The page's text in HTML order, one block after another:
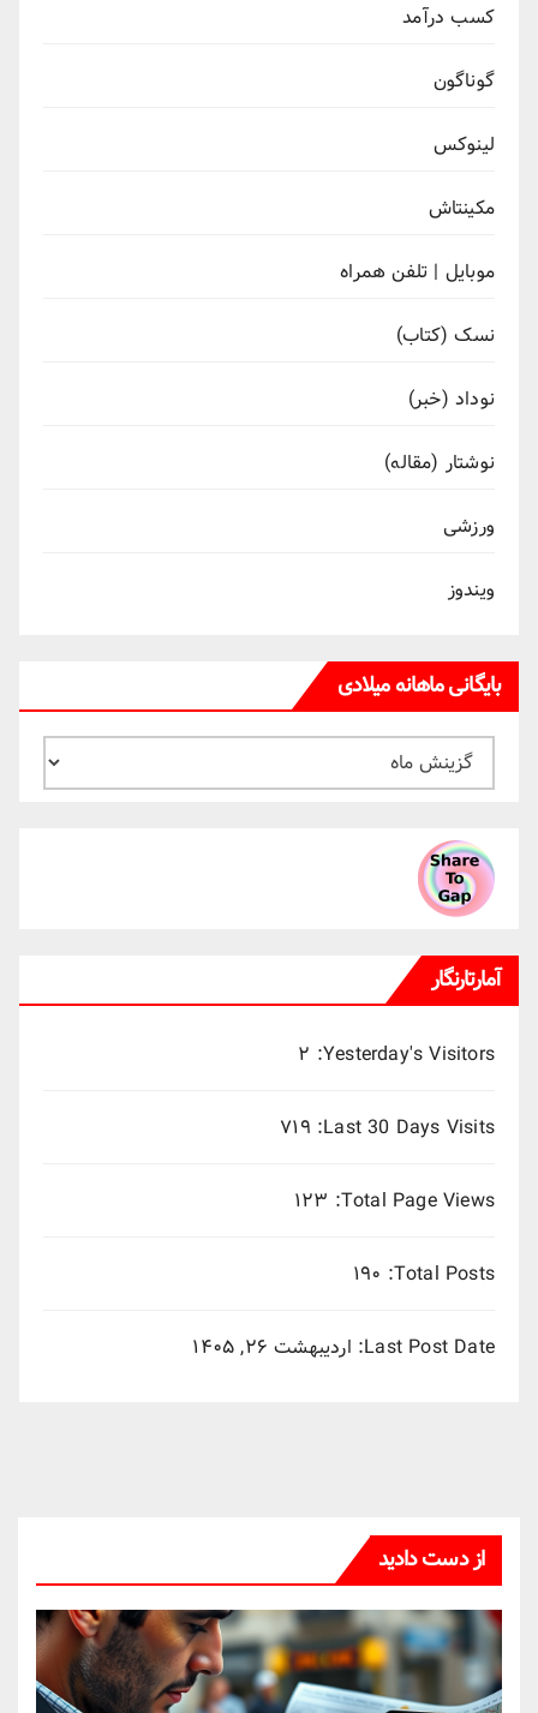
کسب درآمد
گوناگون
لینوکس
مکینتاش
موبایل | تلفن همراه
نسک (کتاب)
نوداد (خبر)
نوشتار (مقاله)
ورزشی
ویندوز
بایگانی ماهانه میلادی
بایگانی
ماهانه
آمارتارنگار
Yesterday's Visitors: ۲
Last 30 Days Visits: ۷۱۹
Total Page Views: ۱۲۳
Total Posts: ۱۹۰
Last Post Date: اردیبهشت ۲۶, ۱۴۰۵
از دست دادید